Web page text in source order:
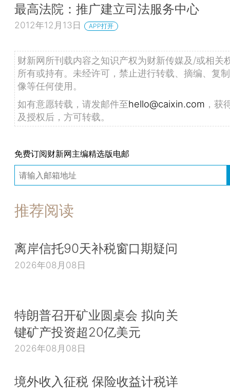
最高法院：推广建立司法服务中心
2012年12月13日 APP打开
财新网所刊载内容之知识产权为财新传媒及/或相关
所有或持有。未经许可，禁止进行转载、摘编、复
像等任何使用。
如有意愿转载，请发邮件至hello@caixin.com ，获
及授权后，方可转载。
免费订阅财新网主编精选版电邮
推荐阅读
离岸信托90天补税窗口期疑问
2026年08月08日
特朗普召开矿业圆桌会 拟向关
键矿产投资超20亿美元
2026年08月08日
境外收入征税 保险收益计税详